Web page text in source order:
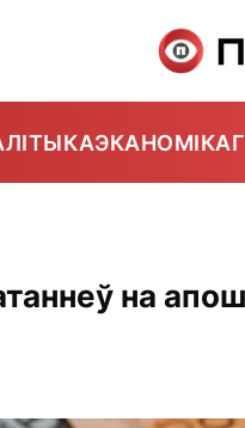
ЭКАНОМІКА
на